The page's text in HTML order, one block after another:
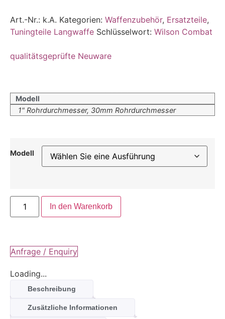
Art.-Nr.: k.A. Kategorien: Waffenzubehör, Ersatzteile,
Tuningteile Langwaffe Schlüsselwort: Wilson Combat
qualitätsgeprüfte Neuware
Modell
1" Rohrdurchmesser, 30mm Rohrdurchmesser
Modell
In den Warenkorb
Anfrage / Enquiry
Loading...
Beschreibung
Zusätzliche Informationen